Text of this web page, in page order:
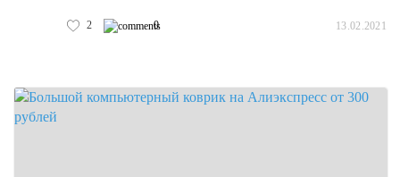
2 0 13.02.2021